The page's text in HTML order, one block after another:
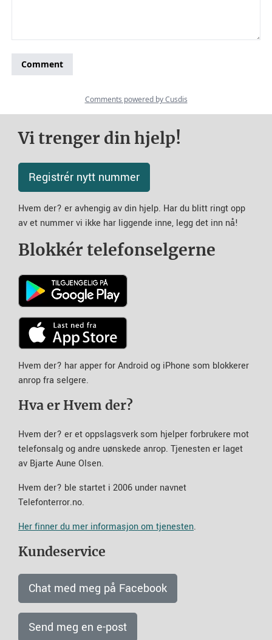
Vi trenger din hjelp!
Registrér nytt nummer
Hvem der? er avhengig av din hjelp. Har du blitt ringt opp
av et nummer vi ikke har liggende inne, legg det inn nå!
Blokkér telefonselgerne
Hvem der? har apper for Android og iPhone som blokkerer
anrop fra selgere.
Hva er Hvem der?
Hvem der? er et oppslagsverk som hjelper forbrukere mot
telefonsalg og andre uønskede anrop. Tjenesten er laget
av Bjarte Aune Olsen.
Hvem der? ble startet i 2006 under navnet
Telefonterror.no.
Her finner du mer informasjon om tjenesten.
Kundeservice
Chat med meg på Facebook
Send meg en e-post